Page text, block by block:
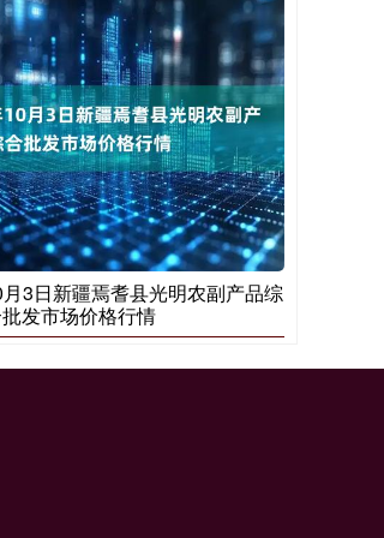
3日新疆焉耆县光明农副产品综
发市场价格行情